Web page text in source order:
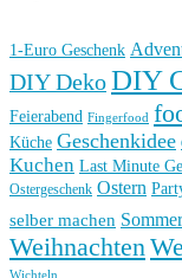
1-Euro Geschenk
DIY DekoDIY
Feierabend Fingerfood
Küche Geschenkidee
Kuchen Last Minute
Ostergeschenk Ostern
selber machen Sommer
Weihnachten
Wichteln